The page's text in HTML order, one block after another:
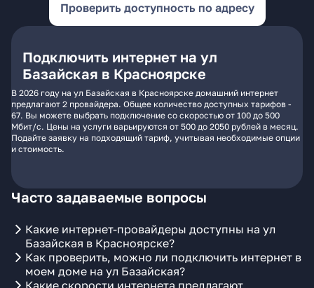
Проверить доступность по адресу
Подключить интернет на ул
Базайская в Красноярске
В 2026 году на ул Базайская в Красноярске домашний интернет
предлагают 2 провайдера. Общее количество доступных тарифов -
67. Вы можете выбрать подключение со скоростью от 100 до 500
Мбит/с. Цены на услуги варьируются от 500 до 2050 рублей в месяц.
Подайте заявку на подходящий тариф, учитывая необходимые опции
и стоимость.
Часто задаваемые вопросы
Какие интернет-провайдеры доступны на ул
Базайская в Красноярске?
Как проверить, можно ли подключить интернет в
моем доме на ул Базайская?
Какие скорости интернета предлагают